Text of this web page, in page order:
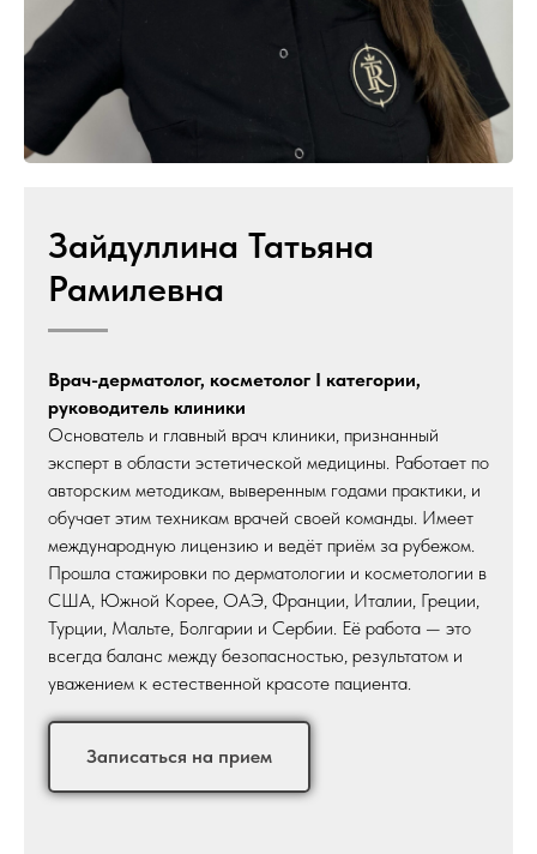
Зайдуллина Татьяна
Рамилевна
Врач-дерматолог, косметолог I категории,
руководитель клиники
Основатель и главный врач клиники, признанный
эксперт в области эстетической медицины. Работает по
авторским методикам, выверенным годами практики, и
обучает этим техникам врачей своей команды. Имеет
международную лицензию и ведёт приём за рубежом.
Прошла стажировки по дерматологии и косметологии в
США, Южной Корее, ОАЭ, Франции, Италии, Греции,
Турции, Мальте, Болгарии и Сербии. Её работа — это
всегда баланс между безопасностью, результатом и
уважением к естественной красоте пациента.
Записаться на прием